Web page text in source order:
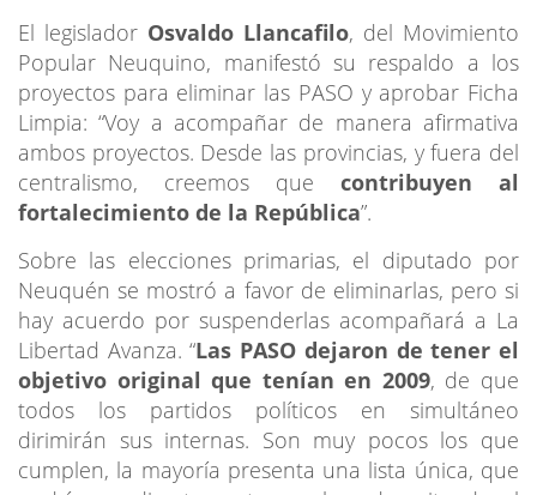
El legislador Osvaldo Llancafilo, del Movimiento
Popular Neuquino, manifestó su respaldo a los
proyectos para eliminar las PASO y aprobar Ficha
Limpia: “Voy a acompañar de manera afirmativa
ambos proyectos. Desde las provincias, y fuera del
centralismo, creemos que contribuyen al
fortalecimiento de la República”.
Sobre las elecciones primarias, el diputado por
Neuquén se mostró a favor de eliminarlas, pero si
hay acuerdo por suspenderlas acompañará a La
Libertad Avanza. “Las PASO dejaron de tener el
objetivo original que tenían en 2009, de que
todos los partidos políticos en simultáneo
dirimirán sus internas. Son muy pocos los que
cumplen, la mayoría presenta una lista única, que